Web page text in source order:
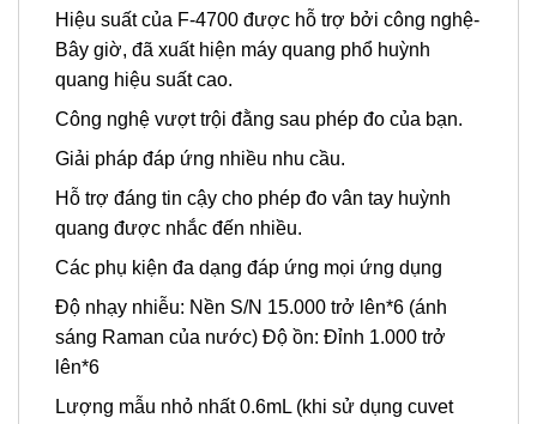
Hiệu suất của F-4700 được hỗ trợ bởi công nghệ-
Bây giờ, đã xuất hiện máy quang phổ huỳnh
quang hiệu suất cao.
Công nghệ vượt trội đằng sau phép đo của bạn.
Giải pháp đáp ứng nhiều nhu cầu.
Hỗ trợ đáng tin cậy cho phép đo vân tay huỳnh
quang được nhắc đến nhiều.
Các phụ kiện đa dạng đáp ứng mọi ứng dụng
Độ nhạy nhiễu: Nền S/N 15.000 trở lên*6 (ánh
sáng Raman của nước) Độ ồn: Đỉnh 1.000 trở
lên*6
Lượng mẫu nhỏ nhất 0.6mL (khi sử dụng cuvet